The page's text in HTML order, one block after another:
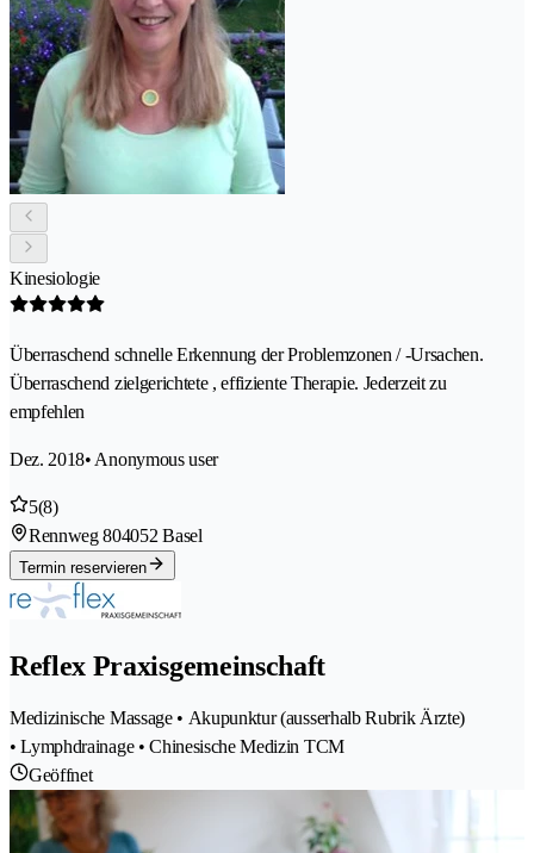
Kinesiologie
Überraschend schnelle Erkennung der Problemzonen / -Ursachen.
Überraschend zielgerichtete , effiziente Therapie. Jederzeit zu
empfehlen
Dez. 2018• Anonymous user
5(8)
Rennweg 804052 Basel
Termin reservieren
Reflex Praxisgemeinschaft
Medizinische Massage • Akupunktur (ausserhalb Rubrik Ärzte)
• Lymphdrainage • Chinesische Medizin TCM
Geöffnet